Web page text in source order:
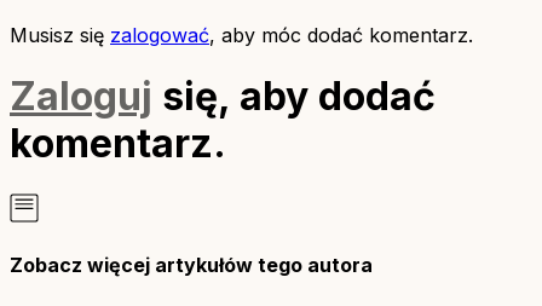
Musisz się zalogować, aby móc dodać komentarz.
Zaloguj się, aby dodać
komentarz.
Zobacz więcej artykułów tego autora